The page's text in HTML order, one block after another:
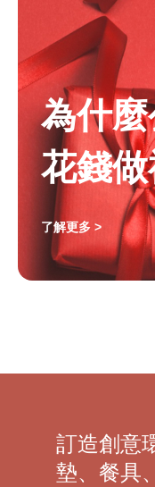
為什
花錢做
了解更多 >
訂造創意
墊、餐具